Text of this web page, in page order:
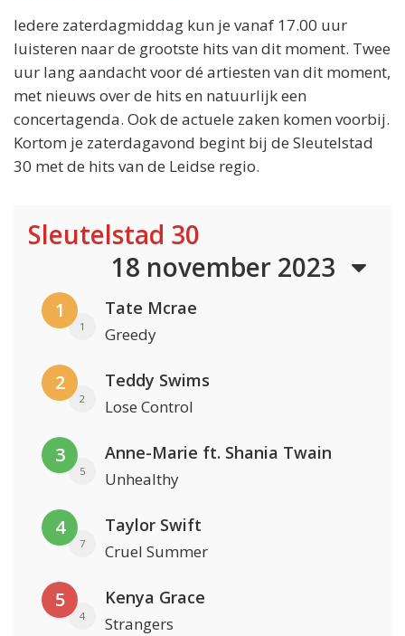
Iedere zaterdagmiddag kun je vanaf 17.00 uur
luisteren naar de grootste hits van dit moment. Twee
uur lang aandacht voor dé artiesten van dit moment,
met nieuws over de hits en natuurlijk een
concertagenda. Ook de actuele zaken komen voorbij.
Kortom je zaterdagavond begint bij de Sleutelstad
30 met de hits van de Leidse regio.
Sleutelstad 30
18 november 2023
1
1
Tate Mcrae
Greedy
2
2
Teddy Swims
Lose Control
3
5
Anne-Marie ft. Shania Twain
Unhealthy
4
7
Taylor Swift
Cruel Summer
5
4
Kenya Grace
Strangers